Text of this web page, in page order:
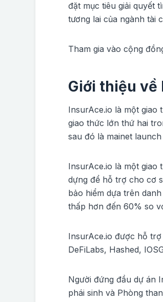
đặt mục tiêu giải quyết
tương lai của ngành tài
Tham gia vào cộng
Giới thiệu về
InsurAce.io là một giao
giao thức lớn thứ hai
sau đó là mainet
InsurAce.io là một
dựng để hỗ trợ cho cơ
bảo hiểm dựa trên
thấp hơn đến 60% so
InsurAce.io được hỗ trợ
DeFiLabs, Hashed,
Người đứng đầu dự án
phái sinh và Phòng